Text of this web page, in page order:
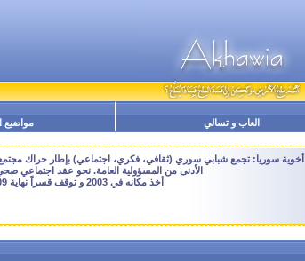
العاب و تسالي مواضيع
أخوية سوريا: تجمع شبابي سوري (ثقافي، فكري، اجتماعي) بإطار حراك مجتمع
الأدنى من المسؤولية العامة. نحو عقد اجتماعي
أخذ مكانه في 2003 و توقف قسراً نهاية 2009 - النسخة الحالية هنا هي ارشيفية للتصفح فقط